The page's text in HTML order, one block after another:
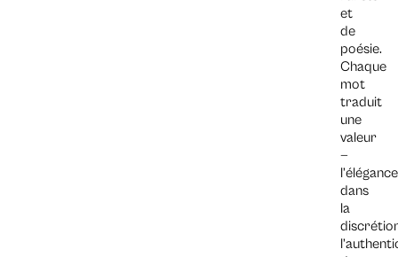
et
de
poésie.
Chaque
mot
traduit
une
valeur
—
l’élégance
dans
la